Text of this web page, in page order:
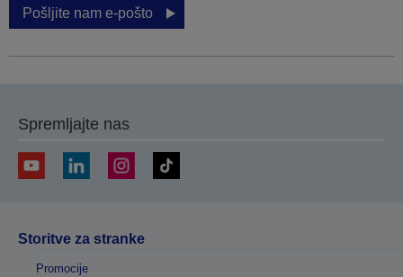
Pošljite nam e-pošto
Spremljajte nas
Storitve za stranke
Promocije